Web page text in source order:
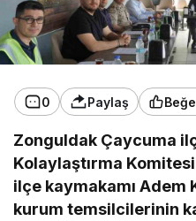
0 Paylaş
Zonguldak Çaycuma
Kolaylaştırma
ilçe kaymakamı Adem
kurum temsilcilerinin